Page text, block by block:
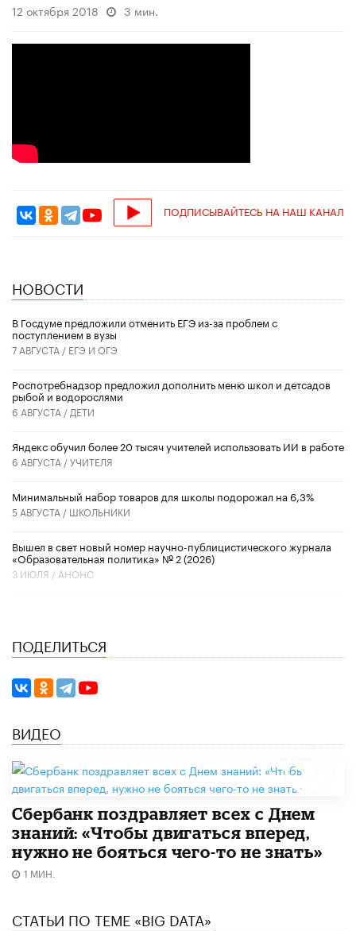
12 октября 2018 3 мин.
ПОДПИСЫВАЙТЕСЬ НА НАШ КАНАЛ
НОВОСТИ
В Госдуме предложили отменить ЕГЭ из-за проблем с
поступлением в вузы
7 АВГУСТА / ЕГЭ И ОГЭ
Роспотребнадзор предложил дополнить меню школ и детсадов
рыбой и водорослями
6 АВГУСТА / ДЕТИ
​Яндекс обучил более 20 тысяч учителей использовать ИИ в работе
6 АВГУСТА /УЧИТЕЛЯ
Минимальный набор товаров для школы подорожал на 6,3%
5 АВГУСТА / ШКОЛЬНИКИ
Вышел в свет новый номер научно-публицистического журнала
«Образовательная политика» № 2 (2026)
3 ИЮЛЯ / АНОНС
ПОДЕЛИТЬСЯ
ВИДЕО
Сбербанк поздравляет всех с Днем
знаний: «Чтобы двигаться вперед,
нужно не бояться чего-то не знать»
1 МИН.
СТАТЬИ ПО ТЕМЕ «BIG DATA»